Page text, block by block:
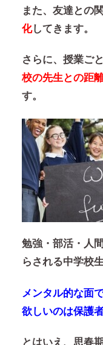
また、友達との
化してきます。
さらに、授業ご
校の先生との距
す。
勉強・部活・人
らされる中学校生
メンタル的な面
欲しいのは保護
とはいえ、思春